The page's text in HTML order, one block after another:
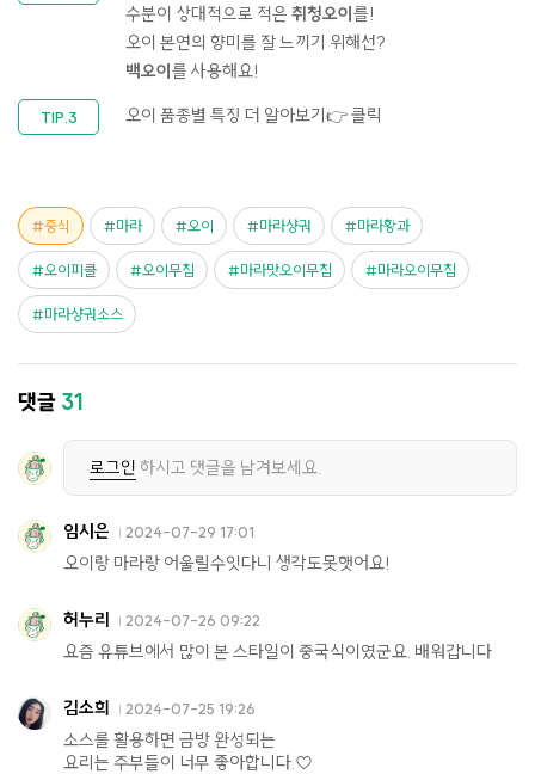
수분이 상대적으로 적은 취청오이를!
오이 본연의 향미를 잘 느끼기 위해선?
백오이를 사용해요!
오이 품종별 특징 더 알아보기 👉 클릭
중식 마라 오이 마라샹궈 마라황과
오이피클 오이무침 마라맛오이무침 마라오이무침
마라샹궈소스
댓글 31
로그인 하시고 댓글을 남겨보세요.
임시은 2024-07-29 17:01
오이랑 마라랑 어울릴수잇다니 생각도못햇어요!
허누리 2024-07-26 09:22
요즘 유튜브에서 많이 본 스타일이 중국식이였군요. 배워갑니다
김소희 2024-07-25 19:26
소스를 활용하면 금방 완성되는
요리는 주부들이 너무 좋아합니다.♡